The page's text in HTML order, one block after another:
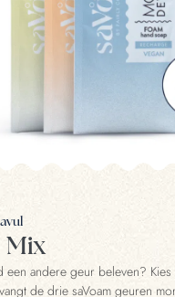
Mix
een andere geur beleven?
de drie saVoam geuren